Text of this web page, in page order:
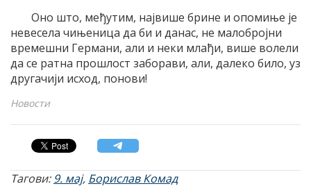
Оно што, међутим, највише брине и опомиње је
невесела чињеница да би и данас, не малобројни
времешни Германи, али и неки млађи, више волели
да се ратна прошлост заборави, али, далеко било, уз
другачији исход, понови!
Новости
Тагови:9. мај, Борислав Комад